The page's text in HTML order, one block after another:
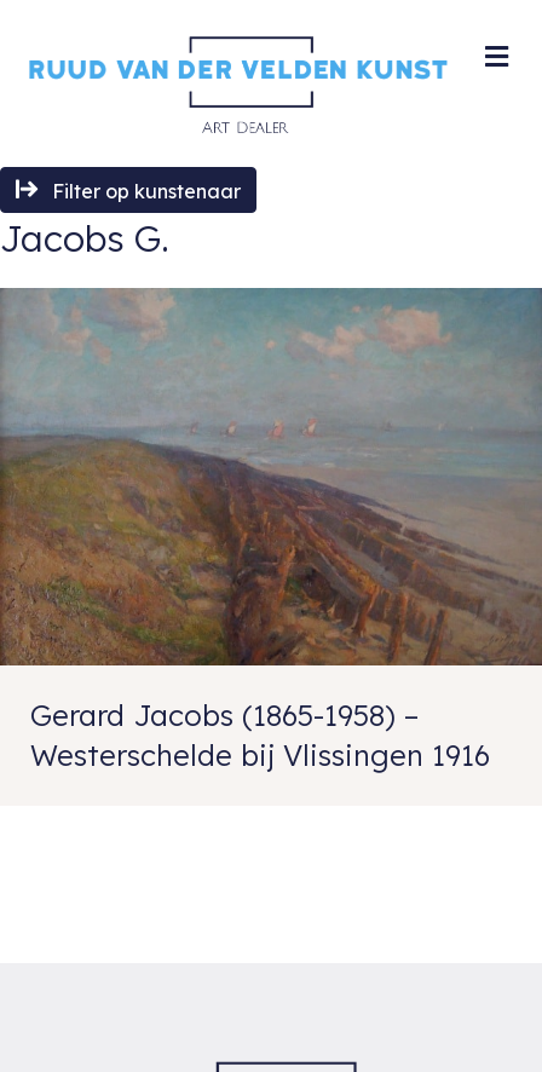
Filter op kunstenaar
Jacobs G.
Gerard Jacobs (1865-1958) –
Westerschelde bij Vlissingen 1916